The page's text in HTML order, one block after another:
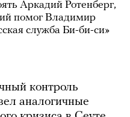
Аркадий Ротенберг,
помог Владимир
служба Би-би-си»
контроль
аналогичные